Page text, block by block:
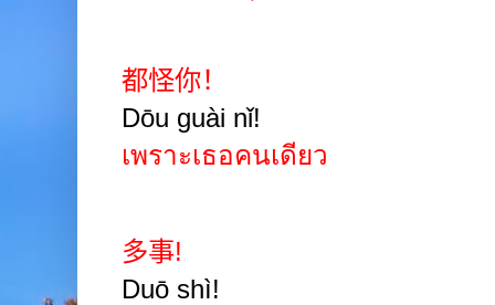
都怪你！
Dōu guài nǐ!
เพราะเธอคนเดียว
多事!
Duō shì!